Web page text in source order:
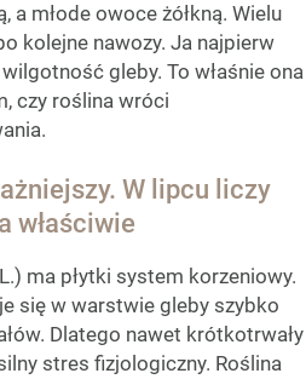
a młode owoce żółkną. Wielu
kolejne nawozy. Ja najpierw
gleby. To właśnie ona
czy roślina wróci
W lipcu liczy
właściwie
ma płytki system korzeniowy.
się w warstwie gleby szybko
Dlatego nawet krótkotrwały
stres fizjologiczny. Roślina